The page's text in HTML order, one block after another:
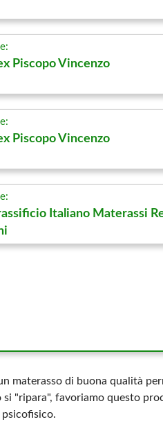
Piscopo Vincenzo
Piscopo Vincenzo
Italiano Materassi
materasso di buona qualità
si "ripara", favoriamo questo
psicofisico.